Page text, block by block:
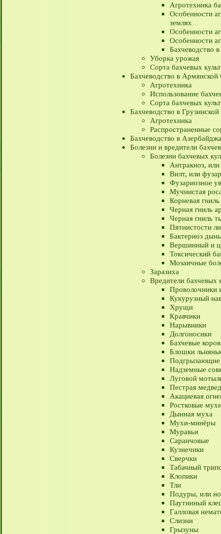
Агротехника
Особенности
землях
Особенности
Особенности
Бахчеводство
Уборка урожая
Сорта бахчевых
Бахчеводство в
Агротехника
Использование
Сорта бахчевых
Бахчеводство в
Агротехника
Распространенные
Бахчеводство в
Болезни и вредители
Болезни бахчевых
Антракноз,
Вилт, или
Фузариозное
Мучнистая
Корневая
Черная гниль
Черная гниль
Пятнистости
Бактериоз дынь
Вершинный и
Токсический
Мозаичные
Заразиха
Вредители бахчевых
Проволочники
Кукурузный
Хрущи
Кравчики
Нарывники
Долгоносики
Бахчевые
Блошки
Подгрызающие
Надземные
Луговой
Пестрая
Акациевая
Ростковые
Дынная муха
Мухи-минёры
Муравьи
Саранчовые
Кузнечики
Сверчки
Табачный
Клопики
Тли
Подуры, или
Паутинный
Галловая
Слизни
Грызуны